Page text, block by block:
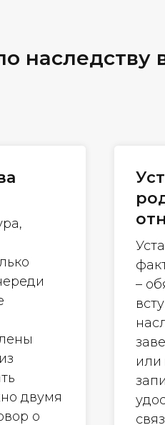
наследству
двумя
о
–
или